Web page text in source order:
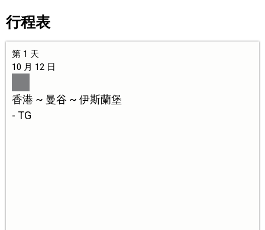
行程表
第 1 天
10 月 12 日
香港 ~ 曼谷 ~ 伊斯蘭堡
- TG